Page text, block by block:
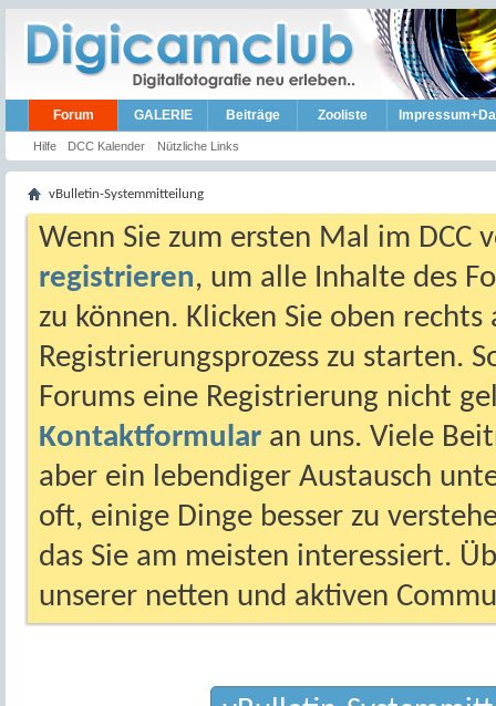
Forum
Hilfe DCC Kalender Nützliche Links
GALERIE Beiträge Zooliste
vBulletin-Systemmitteilung
Wenn Sie zum ersten Mal im DCC
registrieren, um alle Inhalte des
zu können. Klicken Sie oben
Registrierungsprozess zu starten.
Forums eine Registrierung nicht
Kontaktformular an uns. Viele
aber ein lebendiger Austausch
oft, einige Dinge besser zu
das Sie am meisten interessiert.
unserer netten und aktiven